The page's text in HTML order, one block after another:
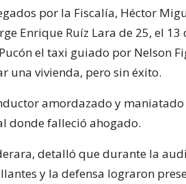
por la Fiscalía, Héctor
Enrique Ruíz Lara de 25, el
el taxi guiado por Nelson
una vivienda, pero sin éxito.
amordazado y
donde falleció ahogado.
detalló que durante la
y la defensa lograron